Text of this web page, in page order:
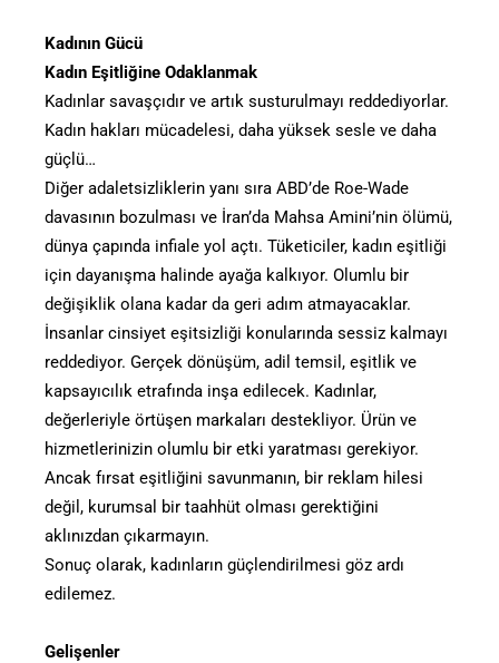
Kadının Gücü
Kadın Eşitliğine Odaklanmak
Kadınlar savaşçıdır ve artık susturulmayı reddediyorlar.
Kadın hakları mücadelesi, daha yüksek sesle ve daha
güçlü…
Diğer adaletsizliklerin yanı sıra ABD’de Roe-Wade
davasının bozulması ve İran’da Mahsa Amini’nin ölümü,
dünya çapında infiale yol açtı. Tüketiciler, kadın eşitliği
için dayanışma halinde ayağa kalkıyor. Olumlu bir
değişiklik olana kadar da geri adım atmayacaklar.
İnsanlar cinsiyet eşitsizliği konularında sessiz kalmayı
reddediyor. Gerçek dönüşüm, adil temsil, eşitlik ve
kapsayıcılık etrafında inşa edilecek. Kadınlar,
değerleriyle örtüşen markaları destekliyor. Ürün ve
hizmetlerinizin olumlu bir etki yaratması gerekiyor.
Ancak fırsat eşitliğini savunmanın, bir reklam hilesi
değil, kurumsal bir taahhüt olması gerektiğini
aklınızdan çıkarmayın.
Sonuç olarak, kadınların güçlendirilmesi göz ardı
edilemez.
Gelişenler